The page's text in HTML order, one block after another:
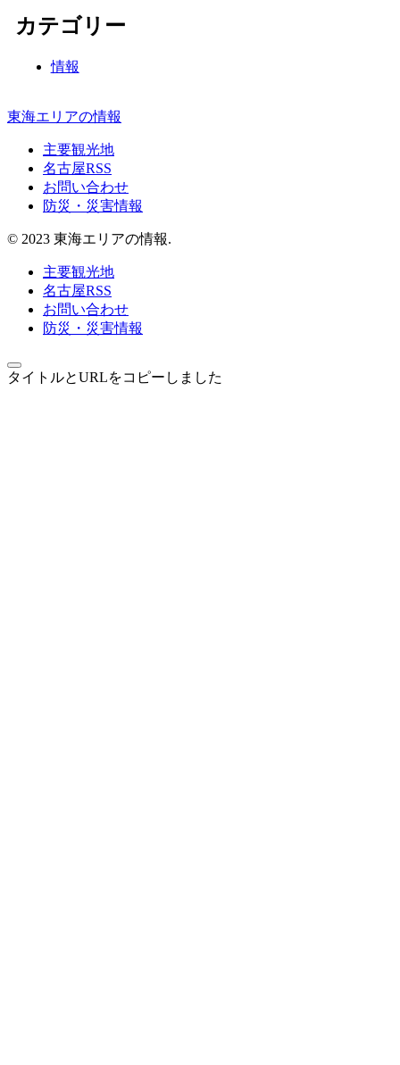
カテゴリー
情報
東海エリアの情報
主要観光地
名古屋RSS
お問い合わせ
防災・災害情報
© 2023 東海エリアの情報.
主要観光地
名古屋RSS
お問い合わせ
防災・災害情報
タイトルとURLをコピーしました